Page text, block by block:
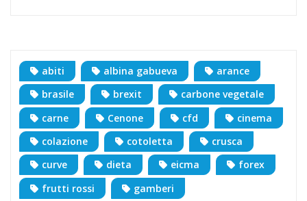
abiti albina gabueva
arance
brasile
brexit
carbone vegetale
carne
Cenone cfd
cinema
colazione
cotoletta
crusca
curve
dieta eicma
forex
frutti rossi
gamberi